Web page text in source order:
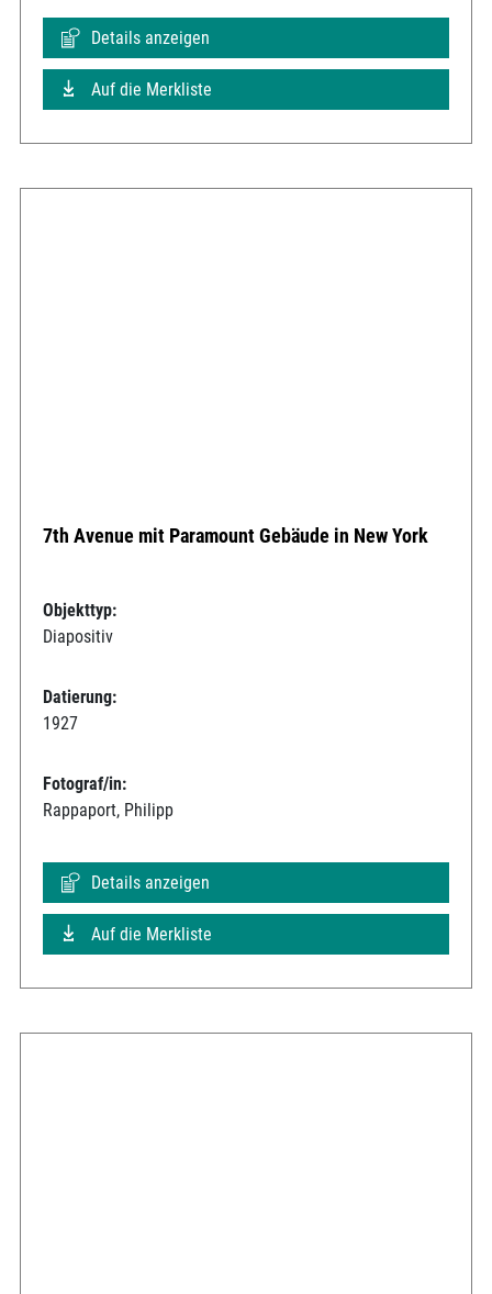
Details anzeigen
Auf die Merkliste
7th Avenue mit Paramount Gebäude in New York
Objekttyp:
Diapositiv
Datierung:
1927
Fotograf/in:
Rappaport, Philipp
Details anzeigen
Auf die Merkliste